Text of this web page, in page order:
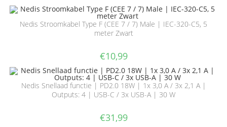
Nedis Stroomkabel Type F (CEE 7 / 7) Male | IEC-320-C5, 5
meter Zwart
€10,99
Nedis Snellaad functie | PD2.0 18W | 1x 3,0 A / 3x 2,1 A |
Outputs: 4 | USB-C / 3x USB-A | 30 W
€31,99